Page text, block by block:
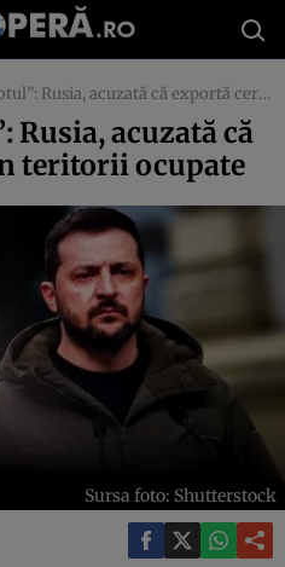
acuzată că exportă cereale din teritorii ocupate
Rusia, acuzată că
teritorii ocupate
Sursa foto: Shutterstock